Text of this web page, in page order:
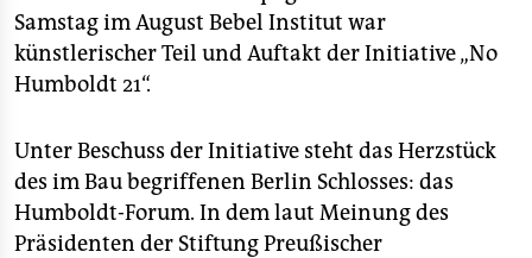
Samstag im August Bebel Institut war
künstlerischer Teil und Auftakt der Initiative „No
Humboldt 21“.
Unter Beschuss der Initiative steht das Herzstück
des im Bau begriffenen Berlin Schlosses: das
Humboldt-Forum. In dem laut Meinung des
Präsidenten der Stiftung Preußischer